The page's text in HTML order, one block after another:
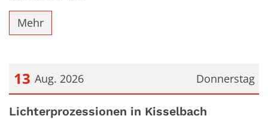
Mehr
Donnerstag
13 Aug. 2026
Datum: 13. August 2026
Lichterprozessionen in Kisselbach